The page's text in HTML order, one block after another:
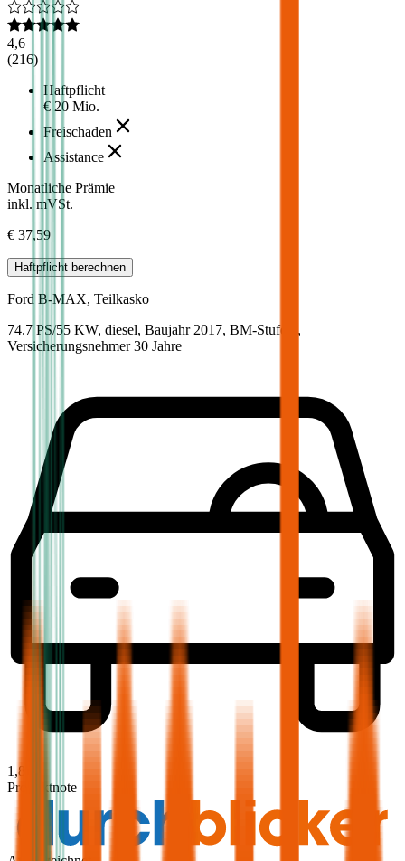
4,6
(216)
Haftpflicht
€ 20 Mio.
Freischaden
Assistance
Monatliche Prämie
inkl. mVSt.
€ 37,59
Haftpflicht berechnen
Ford B-MAX, Teilkasko
74.7 PS/55 KW, diesel, Baujahr 2017, BM-Stufe
,
Versicherungsnehmer 30 Jahre
1,8
Produktnote